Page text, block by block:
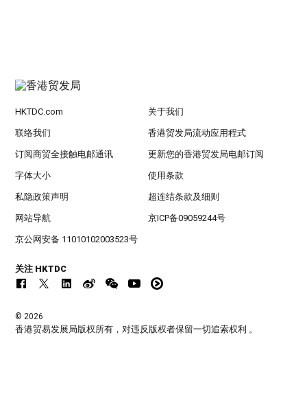
HKTDC.com 关于我们
联络我们 香港贸发局流动应用程式
订阅商贸全接触电邮通讯 更新您的香港贸发局电邮订阅
字体大小 使用条款
私隐政策声明 超连结条款及细则
网站导航 京ICP备09059244号
京公网安备 11010102003523号
关注 HKTDC
© 2026
香港贸易发展局版权所有，对违反版权者保留一切追索权利 。